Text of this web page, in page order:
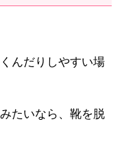
んだりしやすい場
たいなら、靴を脱